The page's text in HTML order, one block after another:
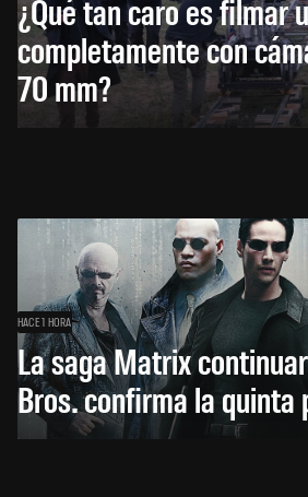
¿Qué tan caro es filmar
completamente con
70 mm?
HACE 1 HORA
La saga Matrix
Bros. confirma la quinta